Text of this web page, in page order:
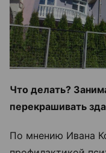
Что делать?
перекрашивать
По мнению Ивана